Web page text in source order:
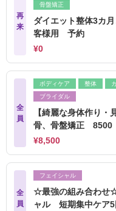
再
来
骨盤矯正
ダイエット整体3カ
客様用 予約
¥0
全
員
ボディケア 整体
ブライダル
【綺麗な身体作り
骨、骨盤矯正 8500
¥8,500
全
員
フェイシャル
☆最強の組み合わせ
ャル 短期集中ケア5